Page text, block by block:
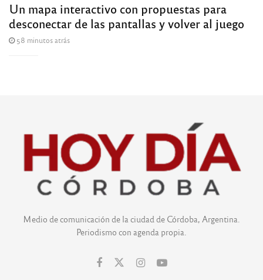
Un mapa interactivo con propuestas para
desconectar de las pantallas y volver al juego
58 minutos atrás
Medio de comunicación de la ciudad de Córdoba, Argentina.
Periodismo con agenda propia.